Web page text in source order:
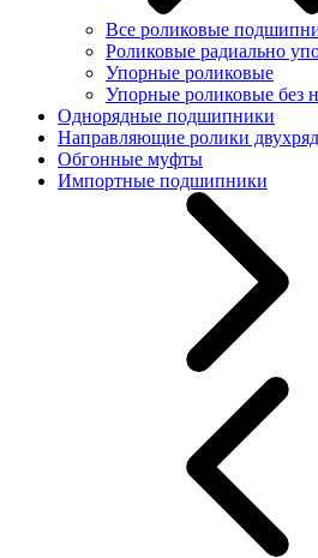
Все роликовые
Роликовые радиально
Упорные роликовые
Упорные роликовые без
Однорядные подшипники
Направляющие ролики
Обгонные муфты
Импортные подшипники